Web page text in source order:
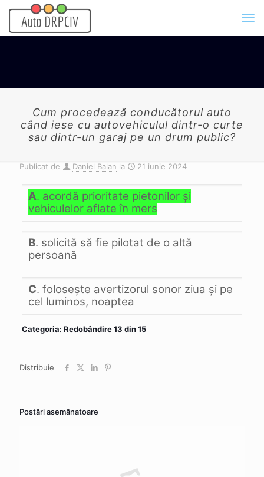
Cum procedează conducătorul auto
când iese cu autovehiculul dintr-o curte
sau dintr-un garaj pe un drum public?
Publicat de Daniel Balan la 21 iunie 2024
A. acordă prioritate pietonilor şi
vehiculelor aflate în mers
B. solicită să fie pilotat de o altă
persoană
C. foloseşte avertizorul sonor ziua şi pe
cel luminos, noaptea
Categoria: Redobândire 13 din 15
Distribuie
Postări asemănatoare